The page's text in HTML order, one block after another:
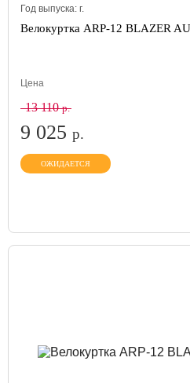
Год выпуска: г.
Велокуртка ARP-12 BLAZER
Цена
13 110р.
9 025 р.
ОЖИДАЕТСЯ